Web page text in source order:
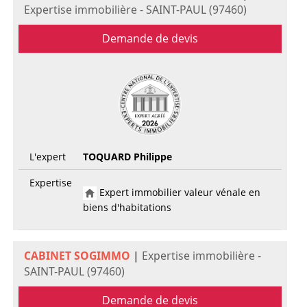
Expertise immobilière - SAINT-PAUL (97460)
Demande de devis
L'expert
TOQUARD Philippe
Expertise
Expert immobilier valeur vénale en
biens d'habitations
CABINET SOGIMMO | Expertise immobilière -
SAINT-PAUL (97460)
Demande de devis